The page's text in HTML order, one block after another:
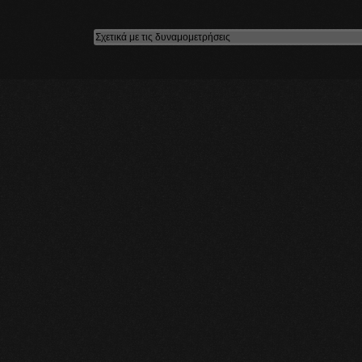
Σχετικά με τις δυναμομετρήσεις